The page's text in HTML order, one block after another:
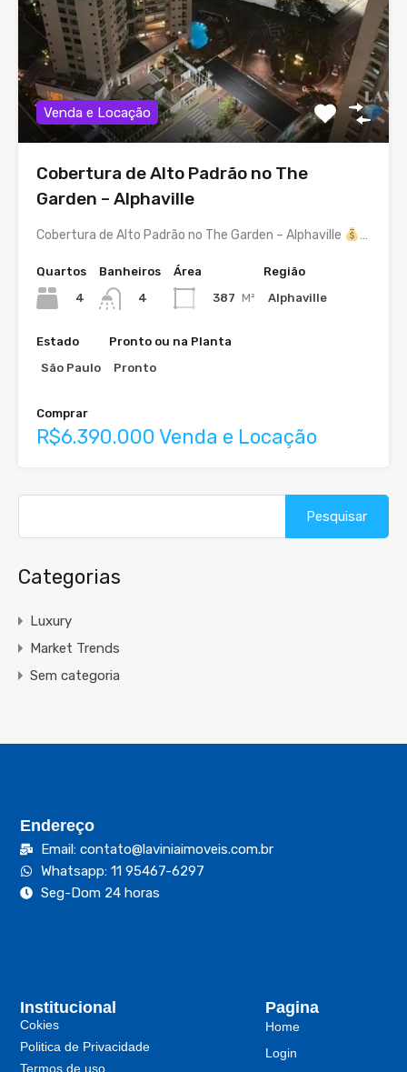
Venda e Locação
Cobertura de Alto Padrão no The
Garden – Alphaville
Cobertura de Alto Padrão no The Garden – Alphaville …
Quartos
4
Banheiros
4
Área
387 M²
Região
Alphaville
Estado
São Paulo
Pronto ou na Planta
Pronto
Comprar
R$6.390.000 Venda e Locação
Categorias
Luxury
Market Trends
Sem categoria
Pagina
Home
Login
Institucional
Cokies
Politica de Privacidade
Termos de uso
Endereço
Email: contato@laviniaimoveis.com.br
Whatsapp: 11 95467-6297
Seg-Dom 24 horas